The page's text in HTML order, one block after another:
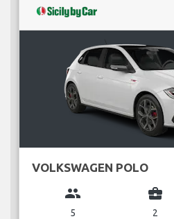
VOLKSWAGEN POLO
group
5
business_center
2